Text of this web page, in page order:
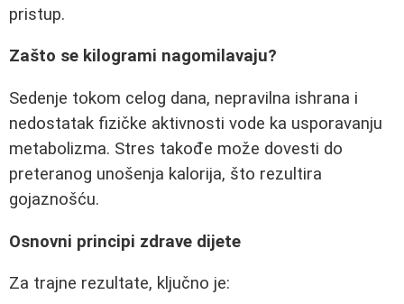
pristup.
Zašto se kilogrami nagomilavaju?
Sedenje tokom celog dana, nepravilna ishrana i
nedostatak fizičke aktivnosti vode ka usporavanju
metabolizma. Stres takođe može dovesti do
preteranog unošenja kalorija, što rezultira
gojaznošću.
Osnovni principi zdrave dijete
Za trajne rezultate, ključno je: